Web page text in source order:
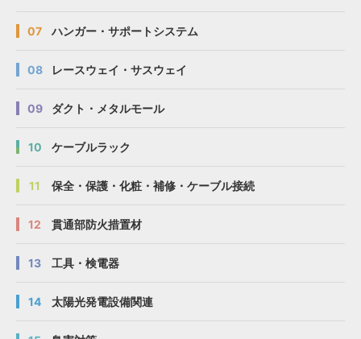
07 ハンガー・サポートシステム
08 レースウェイ・サスウェイ
09 ダクト・メタルモール
10 ケーブルラック
11 保全・保護・化粧・補修・ケーブル接続
12 貫通部防火措置材
13 工具・検電器
14 太陽光発電設備関連